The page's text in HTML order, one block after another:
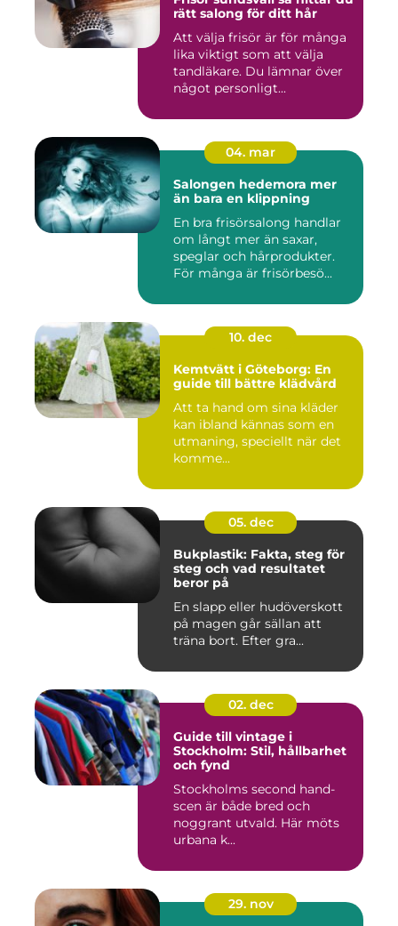
rätt salong för ditt hår
Att välja frisör är för många
lika viktigt som att välja
tandläkare. Du lämnar över
något personligt...
04. mar
Salongen hedemora mer
än bara en klippning
En bra frisörsalong handlar
om långt mer än saxar,
speglar och hårprodukter.
För många är frisörbesö...
10. dec
Kemtvätt i Göteborg: En
guide till bättre klädvård
Att ta hand om sina kläder
kan ibland kännas som en
utmaning, speciellt när det
komme...
05. dec
Bukplastik: Fakta, steg för
steg och vad resultatet
beror på
En slapp eller hudöverskott
på magen går sällan att
träna bort. Efter gra...
02. dec
Guide till vintage i
Stockholm: Stil, hållbarhet
och fynd
Stockholms second hand-
scen är både bred och
noggrant utvald. Här möts
urbana k...
29. nov